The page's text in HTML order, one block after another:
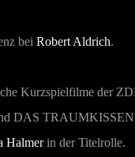
bei Robert Aldrich.
Kurzspielfilme der
DAS TRAUMKISSEN
Halmerin der Titelrolle.